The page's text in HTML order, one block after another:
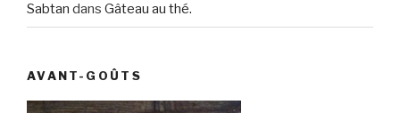
Sabtan dans Gâteau au thé.
AVANT-GOÛTS